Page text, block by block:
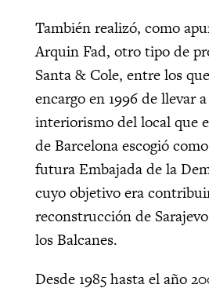
También realizó, como
Arquin Fad, otro tipo de
Santa & Cole, entre los
encargo en 1996 de llevar
interiorismo del local que
de Barcelona escogió
futura Embajada de la
cuyo objetivo era
reconstrucción de
los Balcanes.
Desde 1985 hasta el año